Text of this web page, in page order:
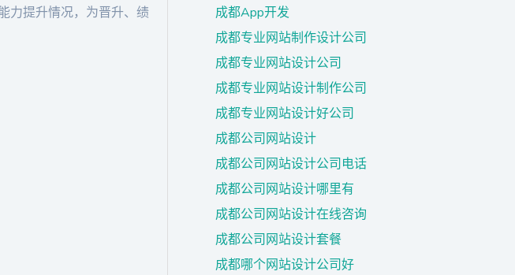
力提升情况，为晋升、绩
成都App开发
成都专业网站制作设计公司
成都专业网站设计公司
成都专业网站设计制作公司
成都专业网站设计好公司
成都公司网站设计
成都公司网站设计公司电话
成都公司网站设计哪里有
成都公司网站设计在线咨询
成都公司网站设计套餐
成都哪个网站设计公司好